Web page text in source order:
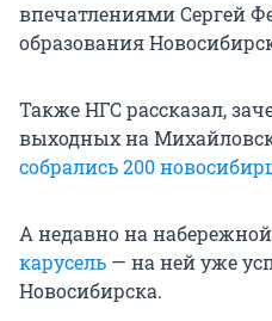
впечатлениями Сергей
образования
Также НГС рассказал,
выходных на
собрались 200
А недавно на
карусель — на ней уже
Новосибирска.